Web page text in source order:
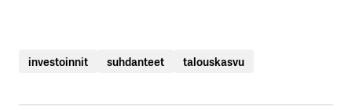
investoinnit suhdanteet talouskasvu